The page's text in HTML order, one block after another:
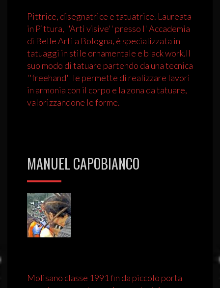
Pittrice, disegnatrice e tatuatrice. Laureata
in Pittura, ''Arti visive'' presso l' Accademia
di Belle Arti a Bologna, è specializzata in
tatuaggi in stile ornamentale e black work.Il
suo modo di tatuare partendo da una tecnica
''freehand'' le permette di realizzare lavori
in armonia con il corpo e la zona da tatuare,
valorizzandone le forme.
MANUEL CAPOBIANCO
Molisano classe 1991 fin da piccolo porta